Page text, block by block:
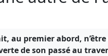
au premier abord, n’être
de son passé au